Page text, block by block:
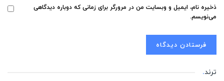
ذخیره نام، ایمیل و وبسایت من در مرورگر برای زمانی که دوباره دیدگاهی
می‌نویسم.
ترند.